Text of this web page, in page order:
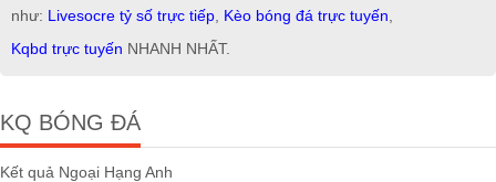
như: Livesocre tỷ số trực tiếp Kèo bóng đá trực tuyến
Kqbd trực tuyến NHANH NHẤT.
KQ BÓNG ĐÁ
Kết quả Ngoại Hạng Anh